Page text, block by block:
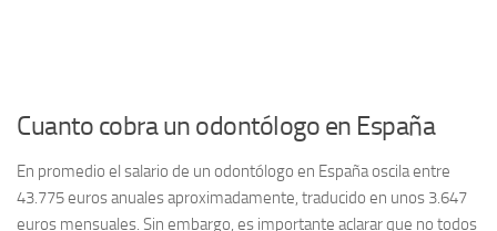
Cuanto cobra un odontólogo en España
En promedio el salario de un odontólogo en España oscila entre
43.775 euros anuales aproximadamente, traducido en unos 3.647
euros mensuales. Sin embargo, es importante aclarar que no todos